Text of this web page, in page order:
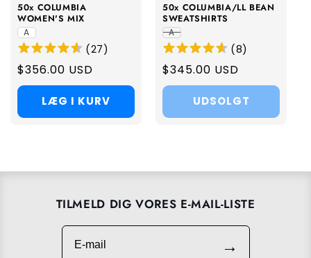
50x COLUMBIA
WOMEN'S MIX
A
(27)
Regular
price
$356.00 USD
LÆG I KURV
50x COLUMBIA/LL BEAN
SWEATSHIRTS
A
(8)
Regular
price
$345.00 USD
UDSOLGT
TILMELD DIG VORES E-MAIL-LISTE
E-mail
→